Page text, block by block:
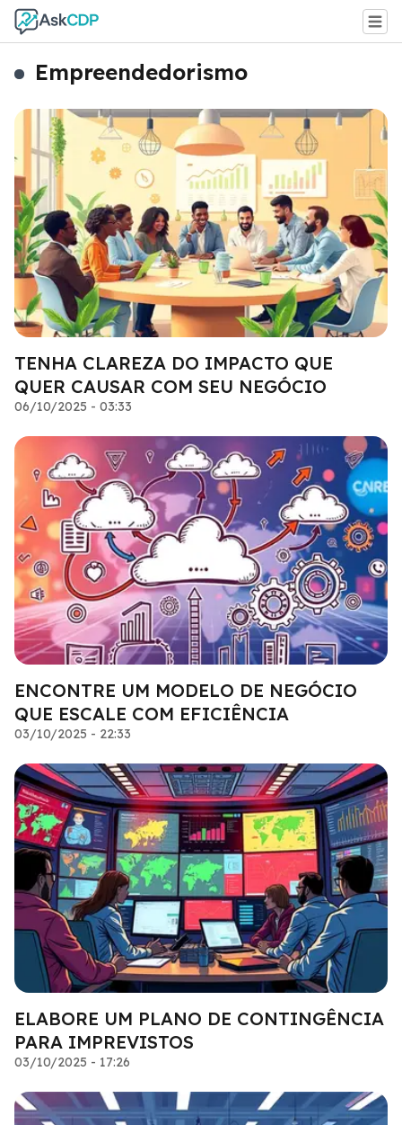
Empreendedorismo
TENHA CLAREZA DO IMPACTO QUE
QUER CAUSAR COM SEU NEGÓCIO
06/10/2025 - 03:33
ENCONTRE UM MODELO DE NEGÓCIO
QUE ESCALE COM EFICIÊNCIA
03/10/2025 - 22:33
ELABORE UM PLANO DE CONTINGÊNCIA
PARA IMPREVISTOS
03/10/2025 - 17:26